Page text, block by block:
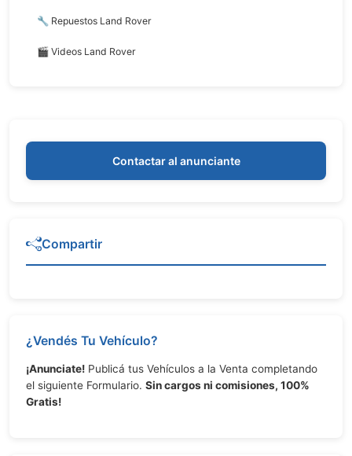
🔧 Repuestos Land Rover
🎬 Videos Land Rover
Contactar al anunciante
Compartir
¿Vendés Tu Vehículo?
¡Anunciate! Publicá tus Vehículos a la Venta completando
el siguiente Formulario. Sin cargos ni comisiones, 100%
Gratis!